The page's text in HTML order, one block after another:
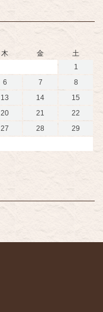
木 金
土
1
6 7
8
13 14
15
20 21
22
27 28
29